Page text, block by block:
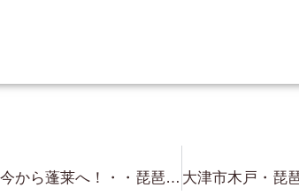
さてさて・・今日は 今から蓬莱へ！・・琵琶湖浜前物件 調査です（笑）これも 琵琶湖が一望できる プチ高台（笑）行ってきます！